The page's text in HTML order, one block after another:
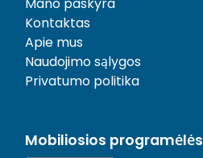
Mano paskyra
Kontaktas
Apie mus
Naudojimo sąlygos
Privatumo politika
Mobiliosios programėlės